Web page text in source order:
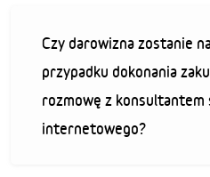
Czy darowizna zostanie
przypadku dokonania
rozmowę z konsultantem
internetowego?